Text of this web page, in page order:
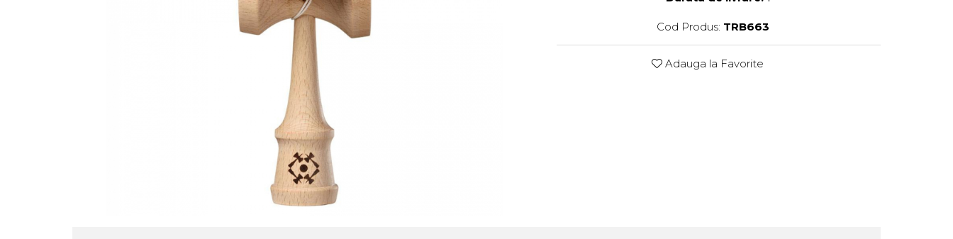
Cod Produs: TRB663
Adauga la Favorite